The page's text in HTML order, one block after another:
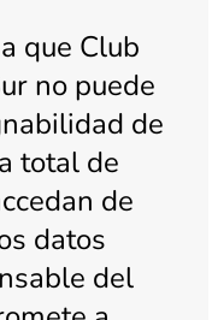
que Club
no puede
de
total de
de
datos
del